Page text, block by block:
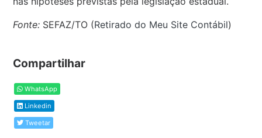
Fonte: SEFAZ/TO (Retirado do Meu Site Contábil)
Compartilhar
WhatsApp
Linkedin
Tweetar